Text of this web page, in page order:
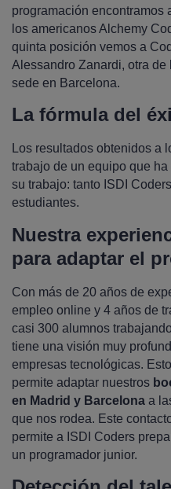
programación encontramos
los americanos Alchemy
quinta posición vemos a
Alessandro Zanardi, otra
sede en Barcelona.
La fórmula del
Los resultados obtenidos a
trabajo de un equipo que
su trabajo: tanto ISDI
estudiantes.
Nuestra
para adaptar el
Con más de 20 años de
empleo online y 4 años de
casi 300 alumnos
tiene una visión muy
empresas tecnológicas.
permite adaptar nuestros
en Madrid y Barcelona a
que nos rodea. Este
permite a ISDI Coders
un programador junior.